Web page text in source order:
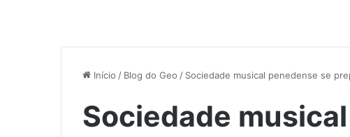
Início / Blog do Geo / Sociedade musical penedense se
Sociedade